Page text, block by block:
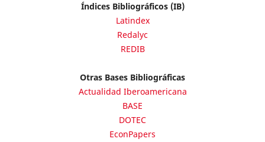
Índices Bibliográficos (IB)
Latindex
Redalyc
REDIB
Otras Bases Bibliográficas
Actualidad Iberoamericana
BASE
DOTEC
EconPapers